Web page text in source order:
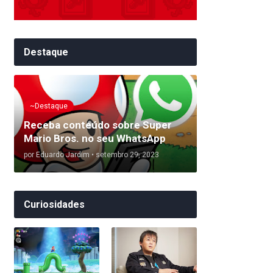
Destaque
~Destaque
Receba conteúdo sobre Super
Mario Bros. no seu WhatsApp
por Eduardo Jardim • setembro 29, 2023
Curiosidades